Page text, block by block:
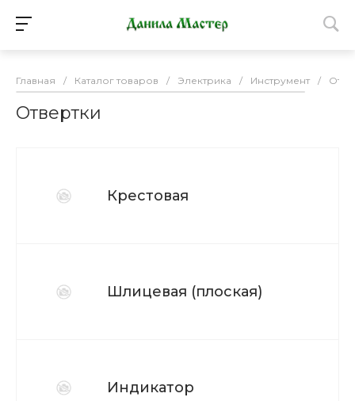
Главная / Каталог товаров / Электрика / Инструмент /
Отвертки
Крестовая
Шлицевая (плоская)
Индикатор